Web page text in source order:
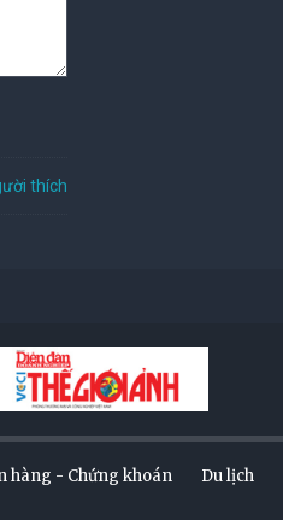
thích
hàng - Chứng khoán Du lịch